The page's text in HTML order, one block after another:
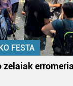
FESTA
zelaiak